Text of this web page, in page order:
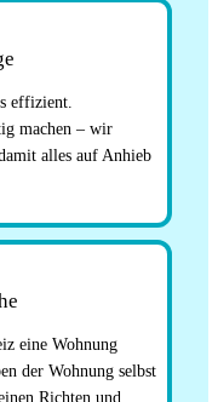
effizient.
machen – wir
alles auf Anhieb
eine Wohnung
der Wohnung selbst
Richten und